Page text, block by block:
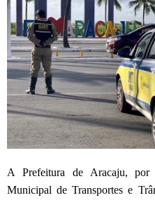
A Prefeitura de Aracaju, por
Municipal de Transportes e